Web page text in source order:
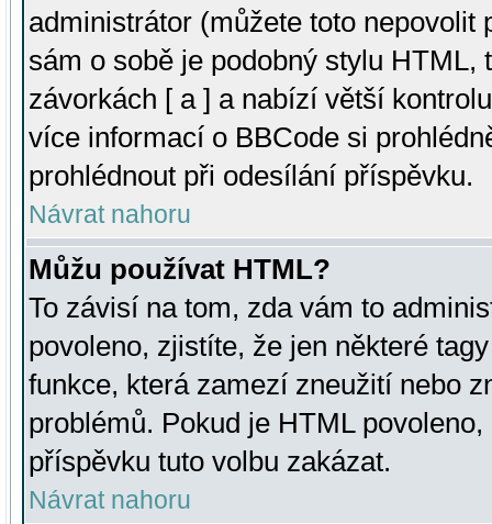
administrátor (můžete toto
sám o sobě je podobný stylu HTML,
závorkách [ a ] a nabízí větší
více informací o BBCode si
prohlédnout při odesílání příspěvku.
Návrat nahoru
Můžu používat HTML?
To závisí na tom, zda vám to
povoleno, zjistíte, že jen některé
funkce, která zamezí zneužití nebo
problémů. Pokud je HTML
příspěvku tuto volbu zakázat.
Návrat nahoru